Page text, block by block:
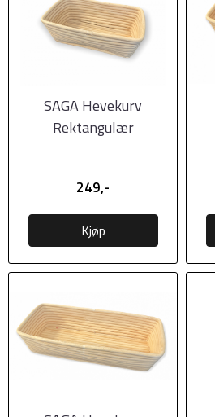
SAGA Hevekurv
Rektangulær
249,-
Kjøp